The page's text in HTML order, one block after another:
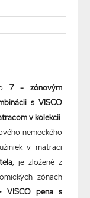
7 - zónovým
s VISCO
v kolekcii.
nemeckého
v matraci
, je zložené z
zónach
VISCO pena s